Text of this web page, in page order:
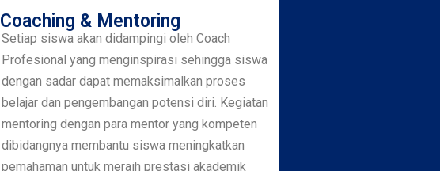
Coaching & Mentoring
Setiap siswa akan didampingi oleh Coach
Profesional yang menginspirasi sehingga siswa
dengan sadar dapat memaksimalkan proses
belajar dan pengembangan potensi diri. Kegiatan
mentoring dengan para mentor yang kompeten
dibidangnya membantu siswa meningkatkan
pemahaman untuk meraih prestasi akademik